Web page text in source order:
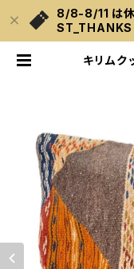
8/8-8/11 は休
ST_THANKS
キリム